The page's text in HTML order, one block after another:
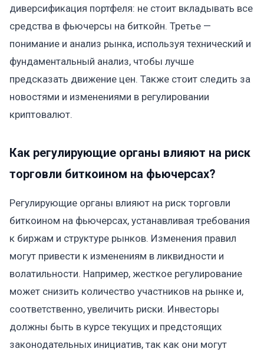
диверсификация портфеля: не стоит вкладывать все
средства в фьючерсы на биткойн. Третье —
понимание и анализ рынка, используя технический и
фундаментальный анализ, чтобы лучше
предсказать движение цен. Также стоит следить за
новостями и изменениями в регулировании
криптовалют.
Как регулирующие органы влияют на риск
торговли биткоином на фьючерсах?
Регулирующие органы влияют на риск торговли
биткоином на фьючерсах, устанавливая требования
к биржам и структуре рынков. Изменения правил
могут привести к изменениям в ликвидности и
волатильности. Например, жесткое регулирование
может снизить количество участников на рынке и,
соответственно, увеличить риски. Инвесторы
должны быть в курсе текущих и предстоящих
законодательных инициатив, так как они могут